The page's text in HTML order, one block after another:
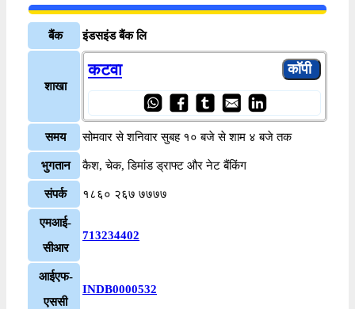
बैंक इंडसइंड बैंक लि
शाखा
कटवा
समय सोमवार से शनिवार सुबह १० बजे से शाम ४ बजे तक
भुगतान कैश, चेक, डिमांड ड्राफ्ट और नेट बैंकिंग
संपर्क १८६० २६७ ७७७७
एमआई-
सीआर
713234402
आईएफ-
एससी
INDB0000532